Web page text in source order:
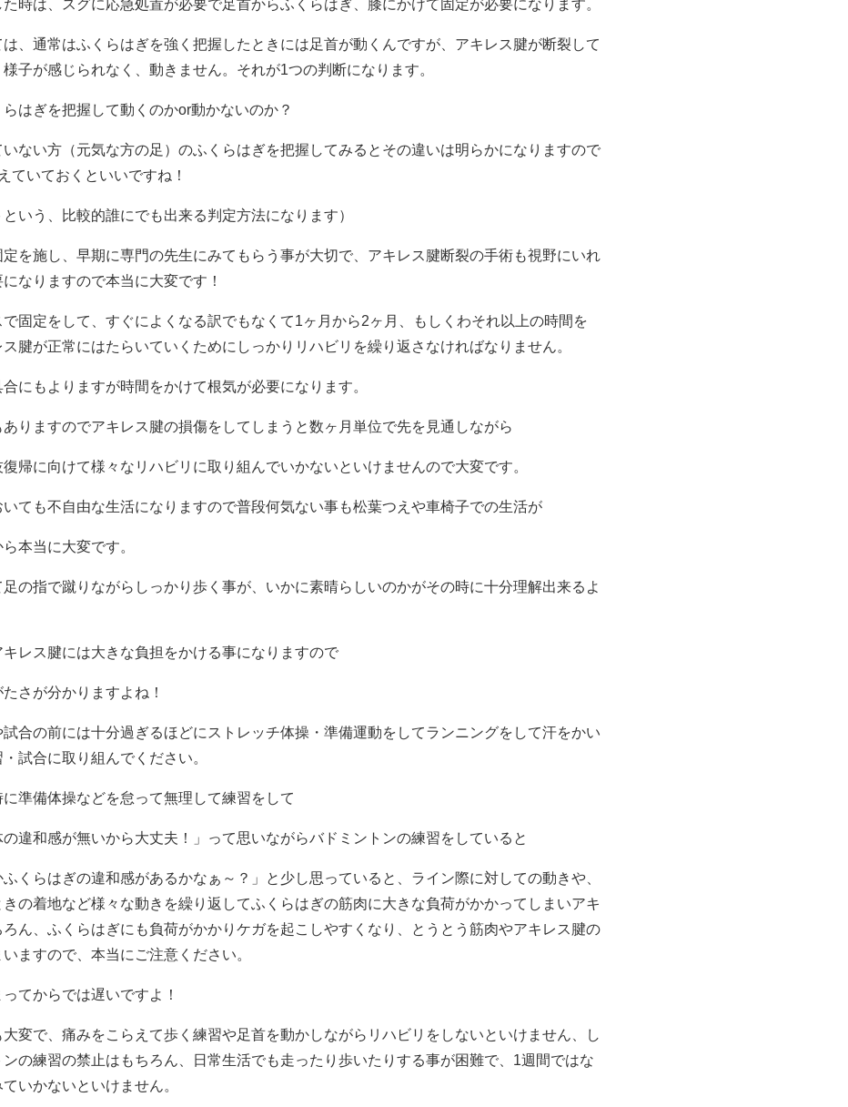
時は、スグに応急処置が必要で足首からふくらはぎ、膝にかけて固定が必要になります。
、通常はふくらはぎを強く把握したときには足首が動くんですが、アキレス腱が断裂して
子が感じられなく、動きません。それが1つの判断になります。
はぎを把握して動くのかor動かないのか？
ない方（元気な方の足）のふくらはぎを把握してみるとその違いは明らかになりますので
ていておくといいですね！
という、比較的誰にでも出来る判定方法になります）
を施し、早期に専門の先生にみてもらう事が大切で、アキレス腱断裂の手術も視野にいれ
なりますので本当に大変です！
固定をして、すぐによくなる訳でもなくて1ヶ月から2ヶ月、もしくわそれ以上の時間を
腱が正常にはたらいていくためにしっかりリハビリを繰り返さなければなりません。
にもよりますが時間をかけて根気が必要になります。
りますのでアキレス腱の損傷をしてしまうと数ヶ月単位で先を見通しながら
帰に向けて様々なリハビリに取り組んでいかないといけませんので大変です。
いても不自由な生活になりますので普段何気ない事も松葉つえや車椅子での生活が
本当に大変です。
の指で蹴りながらしっかり歩く事が、いかに素晴らしいのかがその時に十分理解出来るよ
レス腱には大きな負担をかける事になりますので
さが分かりますよね！
試合の前には十分過ぎるほどにストレッチ体操・準備運動をしてランニングをして汗をかい
試合に取り組んでください。
準備体操などを怠って無理して練習をして
の違和感が無いから大丈夫！」って思いながらバドミントンの練習をしていると
くらはぎの違和感があるかなぁ～？」と少し思っていると、ライン際に対しての動きや、
の着地など様々な動きを繰り返してふくらはぎの筋肉に大きな負荷がかかってしまいアキ
ん、ふくらはぎにも負荷がかかりケガを起こしやすくなり、とうとう筋肉やアキレス腱の
ますので、本当にご注意ください。
てからでは遅いですよ！
変で、痛みをこらえて歩く練習や足首を動かしながらリハビリをしないといけません、し
の練習の禁止はもちろん、日常生活でも走ったり歩いたりする事が困難で、1週間ではな
いかないといけません。